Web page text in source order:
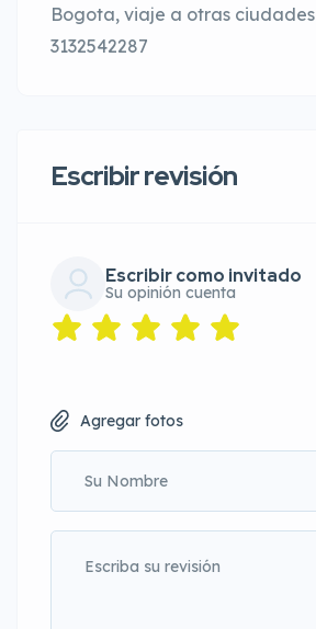
Bogota, viaje a otras ciudades
3132542287
Escribir revisión
Escribir como invitado
Su opinión cuenta
Agregar fotos